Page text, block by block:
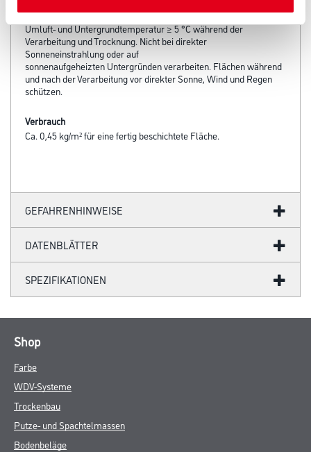
Verarbeitungstemp./Luftfeuchte
Umluft- und Untergrundtemperatur ≥ 5 °C während der
Verarbeitung und Trocknung. Nicht bei direkter
Sonneneinstrahlung oder auf
sonnenaufgeheizten Untergründen verarbeiten. Flächen während
und nach der Verarbeitung vor direkter Sonne, Wind und Regen
schützen.
Verbrauch
Ca. 0,45 kg/m² für eine fertig beschichtete Fläche.
GEFAHRENHINWEISE
DATENBLÄTTER
SPEZIFIKATIONEN
Shop
Farbe
WDV-Systeme
Trockenbau
Putze- und Spachtelmassen
Bodenbeläge